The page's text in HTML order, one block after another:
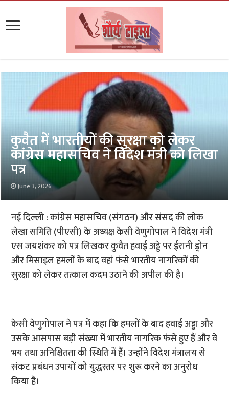
कुवैत में भारतीयों की सुरक्षा को लेकर
कांग्रेस महासचिव ने विदेश मंत्री को लिखा
पत्र
June 3, 2026
नई दिल्ली : कांग्रेस महासचिव (संगठन) और संसद की लोक
लेखा समिति (पीएसी) के अध्यक्ष केसी वेणुगोपाल ने विदेश मंत्री
एस जयशंकर को पत्र लिखकर कुवैत हवाई अड्डे पर ईरानी ड्रोन
और मिसाइल हमलों के बाद वहां फंसे भारतीय नागरिकों की
सुरक्षा को लेकर तत्काल कदम उठाने की अपील की है।
केसी वेणुगोपाल ने पत्र में कहा कि हमलों के बाद हवाई अड्डा और
उसके आसपास बड़ी संख्या में भारतीय नागरिक फंसे हुए हैं और वे
भय तथा अनिश्चितता की स्थिति में हैं। उन्होंने विदेश मंत्रालय से
संकट प्रबंधन उपायों को युद्धस्तर पर शुरू करने का अनुरोध
किया है।